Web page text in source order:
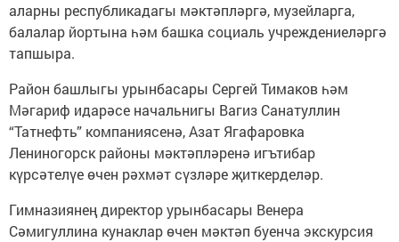
аларны республикадагы мәктәпләргә, музейларга,
балалар йортына һәм башка социаль учреждениеләргә
тапшыра.
Район башлыгы урынбасары Сергей Тимаков һәм
Мәгариф идарәсе начальнигы Вагиз Санатуллин
“Татнефть” компаниясенә, Азат Ягафаровка
Лениногорск районы мәктәпләренә игътибар
күрсәтелүе өчен рәхмәт сүзләре җиткерделәр.
Гимназиянең директор урынбасары Венера
Сәмигуллина кунаклар өчен мәктәп буенча экскурсия